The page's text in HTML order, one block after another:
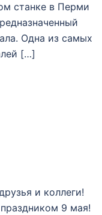
станке в Перми
Одна из самых
[…]
и коллеги!
9 мая!